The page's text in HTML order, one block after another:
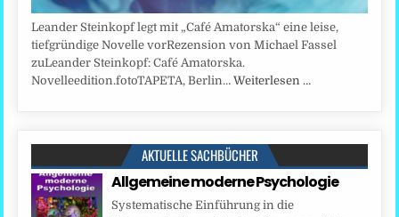
Leander Steinkopf legt mit „Café Amatorska“ eine leise,
tiefgründige Novelle vorRezension von Michael Fassel
zuLeander Steinkopf: Café Amatorska.
Novelleedition.fotoTAPETA, Berlin…Weiterlesen …
AKTUELLE SACHBÜCHER
Allgemeine moderne Psychologie
Systematische Einführung in die